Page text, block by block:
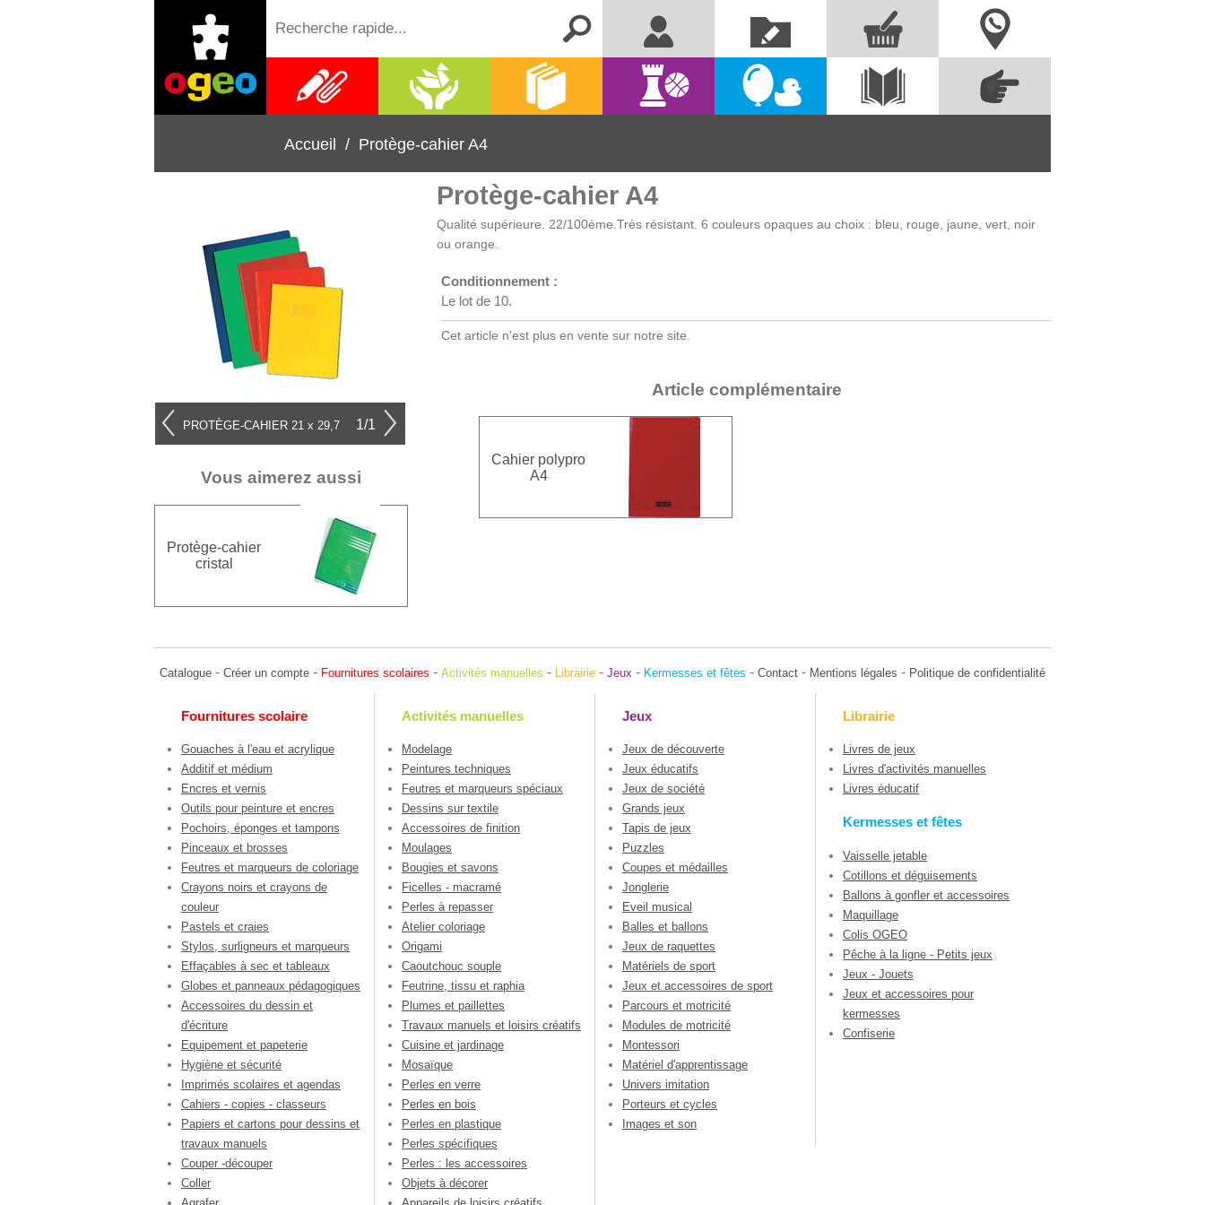
Me connecter
Créer un
compte
Nous contacter
Commandez
directement à partir
des références
Fournitures
scolaires
Activités
manuelles
Jeux
Kermesses
et fêtes
Voir le
catalogue
Accueil / Protège-cahier A4
Protège-cahier A4
PROTÈGE-CAHIER 21 x 29,7 1/1
Qualité supérieure. 22/100ème.Très résistant. 6 couleurs opaques au choix : bleu, rouge, jaune, vert, noir
ou orange.
Conditionnement :
Le lot de 10.
Cet article n'est plus en vente sur notre site.
Article complémentaire
Cahier polypro
A4
Vous aimerez aussi
Protège-cahier
cristal
Catalogue - Créer un compte - Fournitures scolaires - Activités manuelles - Librairie - Jeux - Kermesses et fêtes - Contact - Mentions légales - Politique de confidentialité
Fournitures scolaire
Gouaches à l'eau et acrylique
Additif et médium
Encres et vernis
Outils pour peinture et encres
Pochoirs, éponges et tampons
Pinceaux et brosses
Feutres et marqueurs de coloriage
Crayons noirs et crayons de
couleur
Pastels et craies
Stylos, surligneurs et marqueurs
Effaçables à sec et tableaux
Globes et panneaux pédagogiques
Accessoires du dessin et
d'écriture
Equipement et papeterie
Hygiène et sécurité
Imprimés scolaires et agendas
Cahiers - copies - classeurs
Papiers et cartons pour dessins et
travaux manuels
Couper -découper
Coller
Activités manuelles
Modelage
Peintures techniques
Feutres et marqueurs spéciaux
Dessins sur textile
Accessoires de finition
Moulages
Bougies et savons
Ficelles - macramé
Perles à repasser
Atelier coloriage
Origami
Caoutchouc souple
Feutrine, tissu et raphia
Plumes et paillettes
Travaux manuels et loisirs créatifs
Cuisine et jardinage
Mosaïque
Perles en verre
Perles en bois
Perles en plastique
Perles spécifiques
Perles : les accessoires
Objets à décorer
Jeux
Jeux de découverte
Jeux éducatifs
Jeux de société
Grands jeux
Tapis de jeux
Puzzles
Coupes et médailles
Jonglerie
Eveil musical
Balles et ballons
Jeux de raquettes
Matériels de sport
Jeux et accessoires de sport
Parcours et motricité
Modules de motricité
Montessori
Matériel d'apprentissage
Univers imitation
Porteurs et cycles
Images et son
Librairie
Livres de jeux
Livres d'activités manuelles
Livres éducatif
Kermesses et fêtes
Vaisselle jetable
Cotillons et déguisements
Ballons à gonfler et accessoires
Maquillage
Colis OGEO
Pêche à la ligne - Petits jeux
Jeux - Jouets
Jeux et accessoires pour
kermesses
Confiserie